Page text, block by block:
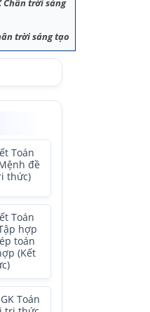
Chân trời sáng
trời sáng tạo
Toán
đề
thức)
Toán
hợp
toán
(Kết
Toán